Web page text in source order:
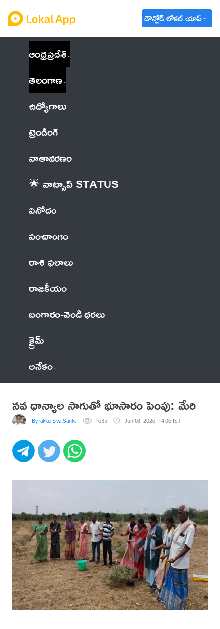
డౌన్లోడ్ లోకల్ యాప్
ఆంధ్రప్రదేశ్
తెలంగాణ
ఉద్యోగాలు
ట్రెండింగ్
వాతావరణం
🌟 వాట్సాప్ STATUS
వినోదం
పంచాంగం
రాశి ఫలాలు
రాజకీయం
బంగారం-వెండి ధరలు
క్రైమ్
అనేకం
నవ ధాన్యాల సాగుతో భూసారం పెంపు: మేరి
By lakku Siva Sankar Reddy 1635 Jun 03, 2026, 14:06 IST